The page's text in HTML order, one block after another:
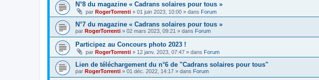
N°8 du magazine « Cadrans solaires pour tous »
par RogerTorrenti » 01 juin 2023, 10:00 » dans Forum
N°7 du magazine « Cadrans solaires pour tous »
par RogerTorrenti » 02 mars 2023, 09:21 » dans Forum
Participez au Concours photo 2023 !
par RogerTorrenti » 12 janv. 2023, 07:47 » dans Forum
Lien de téléchargement du n°6 de "Cadrans solaires pour tous"
par RogerTorrenti » 01 déc. 2022, 14:17 » dans Forum